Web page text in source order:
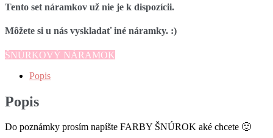
Tento set náramkov už nie je k dispozícii.
Môžete si u nás vyskladať iné náramky. :)
ŠNÚRKOVÝ NÁRAMOK
Popis
Popis
Do poznámky prosím napíšte FARBY ŠNÚROK aké chcete 🙂